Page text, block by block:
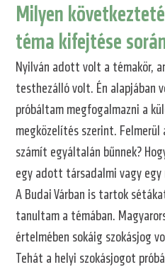
Milyen
téma kifejtése
Nyilván adott volt a témakör,
testhezálló volt. Én alapjában
próbáltam megfogalmazni a
megközelítés szerint. Felmerül
számít egyáltalán bűnnek?
egy adott társadalmi vagy egy
A Budai Várban is tartok
tanultam a témában.
értelmében sokáig szokásjog
Tehát a helyi szokásjogot